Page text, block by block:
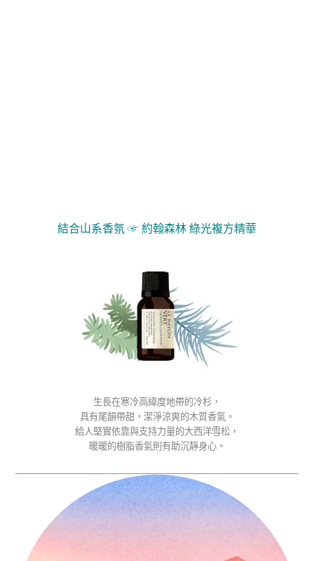
結合山系香氛 ☞ 約翰森林 綠光複方精華
生長在寒冷高緯度地帶的冷杉，
具有尾韻帶甜，潔淨涼爽的木質香氣。
給人堅實依靠與支持力量的大西洋雪松，
暖暖的樹脂香氣則有助沉靜身心。